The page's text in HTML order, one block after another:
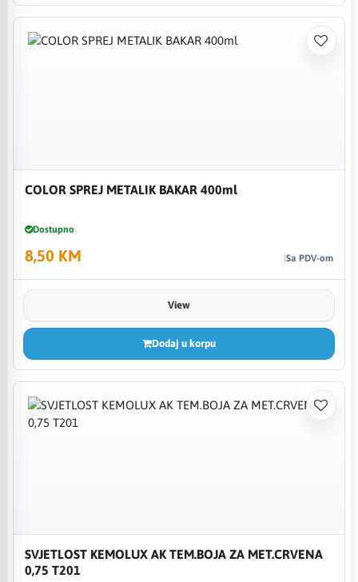
COLOR SPREJ METALIK BAKAR 400ml
Dostupno
8,50 KM Sa PDV-om
View
Dodaj u korpu
SVJETLOST KEMOLUX AK TEM.BOJA ZA MET.CRVENA
0,75 T201